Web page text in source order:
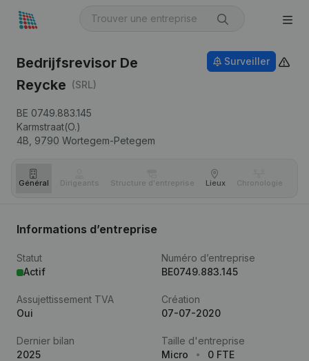
Bedrijfsrevisor De
Reycke (SRL)
BE 0749.883.145
Karmstraat(O.)
4B, 9790 Wortegem-Petegem
Surveiller
Général Dirigeants Structure d'entreprise Lieux Chronologie
Informations d’entreprise
Statut
Actif
Numéro d’entreprise
BE0749.883.145
Assujettissement TVA
Oui
Création
07-07-2020
Dernier bilan
2025
Taille d'entreprise
Micro
0 FTE